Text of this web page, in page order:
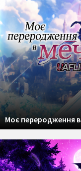
Моє переродження